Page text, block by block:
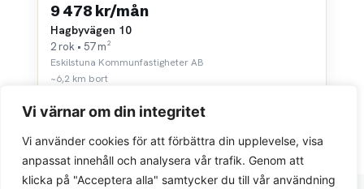
Vi värnar om din integritet
Vi använder cookies för att förbättra din upplevelse, visa
anpassat innehåll och analysera vår trafik. Genom att
klicka på "Acceptera alla" samtycker du till vår användning
9 478 kr/mån
Hagbyvägen 10
2 rok • 57 m²
Eskilstuna Kommunfastigheter AB
~6,2 km bort